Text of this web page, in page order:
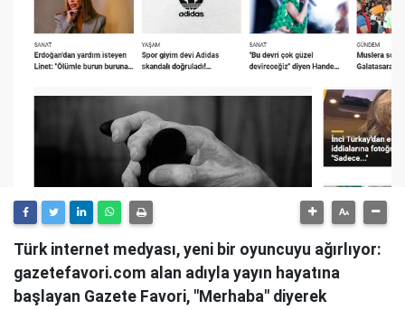
Türk internet medyası, yeni bir oyuncuyu ağırlıyor:
gazetefavori.com alan adıyla yayın hayatına
başlayan Gazete Favori, "Merhaba" diyerek